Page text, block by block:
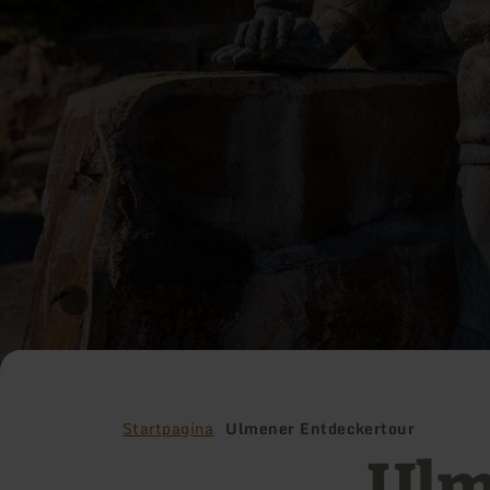
Startpagina Ulmener Entdeckertour